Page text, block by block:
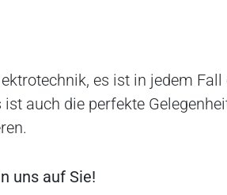
es ist in jedem
auch die perfekte
uns auf Sie!